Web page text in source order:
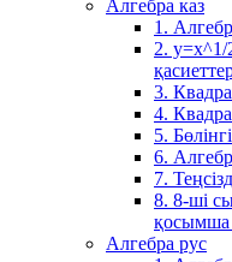
Алгебра каз
1.
2. у=х^1/
3.
4.
5.
6.
7.
8. 8-ші
қосымша
Алгебра рус